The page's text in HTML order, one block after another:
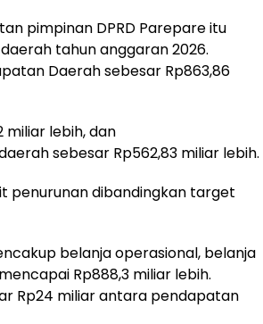
pimpinan DPRD Parepare itu
tahun anggaran 2026.
Daerah sebesar Rp863,86
miliar lebih, dan
sebesar Rp562,83 miliar lebih.
penurunan dibandingkan target
belanja operasional, belanja
Rp888,3 miliar lebih.
Rp24 miliar antara pendapatan